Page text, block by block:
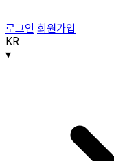
로그인 회원가입
KR
▾